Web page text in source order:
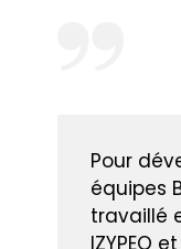
Pour
équipes
travaillé